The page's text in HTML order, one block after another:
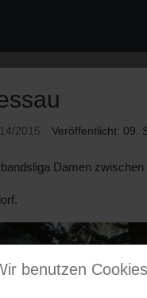
2015 Veröffentlicht: 09.
Damen
benutzen Cookies